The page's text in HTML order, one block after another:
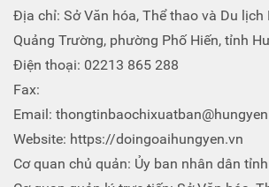
Địa chỉ: Sở Văn hóa, Thể thao và Du
Quảng Trường, phường Phố Hiến, tỉnh
Điện thoại: 02213 865 288
Fax:
Email:
Website: https://doingoaihungyen.vn
Cơ quan chủ quản: Ủy ban nhân dân